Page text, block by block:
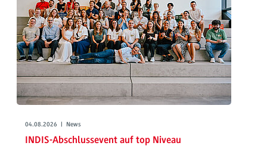
04.08.2026 | News
INDIS-Abschlussevent auf top Niveau